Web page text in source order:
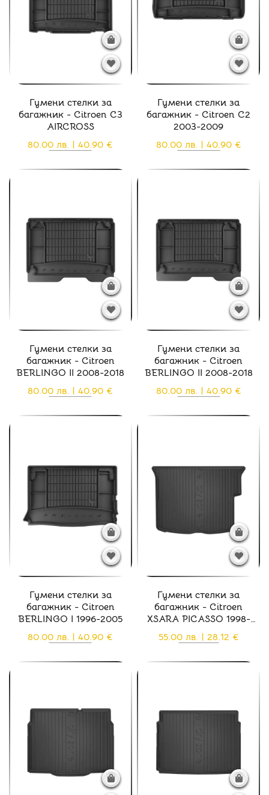
Гумени стелки за
багажник - Citroen C3
AIRCROSS
80.00 лв. | 40.90 €
Гумени стелки за
багажник - Citroen C2
2003-2009
80.00 лв. | 40.90 €
Гумени стелки за
багажник - Citroen
BERLINGO II 2008-2018
80.00 лв. | 40.90 €
Гумени стелки за
багажник - Citroen
BERLINGO II 2008-2018
80.00 лв. | 40.90 €
Гумени стелки за
багажник - Citroen
BERLINGO I 1996-2005
80.00 лв. | 40.90 €
Гумени стелки за
багажник - Citroen
XSARA PICASSO 1998-
2012
55.00 лв. | 28.12 €